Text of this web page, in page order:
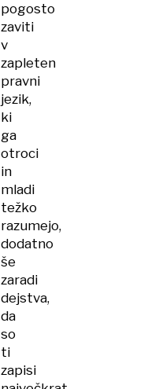
pogosto
zaviti
v
zapleten
pravni
jezik,
ki
ga
otroci
in
mladi
težko
razumejo,
dodatno
še
zaradi
dejstva,
da
so
ti
zapisi